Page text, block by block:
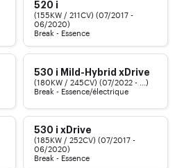
520 i
(155KW / 211CV) (07/2017 -
06/2020)
Break - Essence
530 i Mild-Hybrid xDrive
(180KW / 245CV) (07/2022 - ...)
Break - Essence/électrique
530 i xDrive
(185KW / 252CV) (07/2017 -
06/2020)
Break - Essence